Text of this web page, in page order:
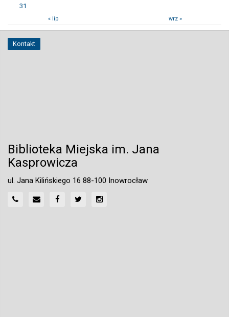
31
« lip wrz »
Kontakt
Biblioteka Miejska im. Jana
Kasprowicza
ul. Jana Kilińskiego 16 88-100 Inowrocław